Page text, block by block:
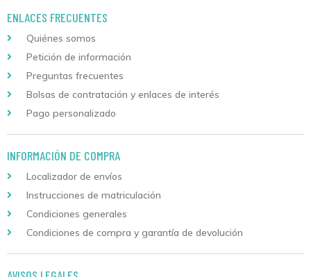
ENLACES FRECUENTES
Quiénes somos
Petición de información
Preguntas frecuentes
Bolsas de contratación y enlaces de interés
Pago personalizado
INFORMACIÓN DE COMPRA
Localizador de envíos
Instrucciones de matriculación
Condiciones generales
Condiciones de compra y garantía de devolución